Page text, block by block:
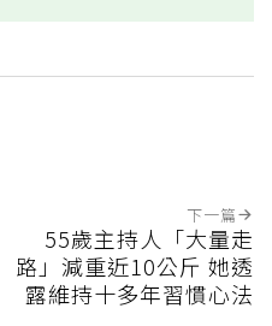
下一篇
55歲主持人「大量走
路」減重近10公斤 她透
露維持十多年習慣心法